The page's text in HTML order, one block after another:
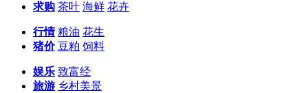
求购 茶叶 海鲜 花卉
行情 粮油 花生
猪价 豆粕 饲料
娱乐 致富经
旅游 乡村美景